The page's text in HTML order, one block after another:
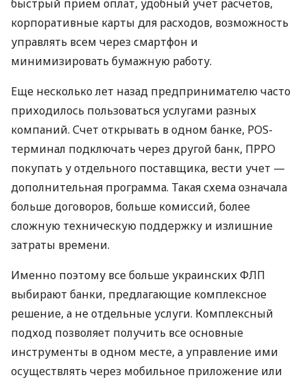
быстрый прием оплат, удобный учет расчетов,
корпоративные карты для расходов, возможность
управлять всем через смартфон и
минимизировать бумажную работу.
Еще несколько лет назад предпринимателю часто
приходилось пользоваться услугами разных
компаний. Счет открывать в одном банке, POS-
терминал подключать через другой банк, ПРРО
покупать у отдельного поставщика, вести учет —
дополнительная программа. Такая схема означала
больше договоров, больше комиссий, более
сложную техническую поддержку и излишние
затраты времени.
Именно поэтому все больше украинских ФЛП
выбирают банки, предлагающие комплексное
решение, а не отдельные услуги. Комплексный
подход позволяет получить все основные
инструменты в одном месте, а управление ими
осуществлять через мобильное приложение или